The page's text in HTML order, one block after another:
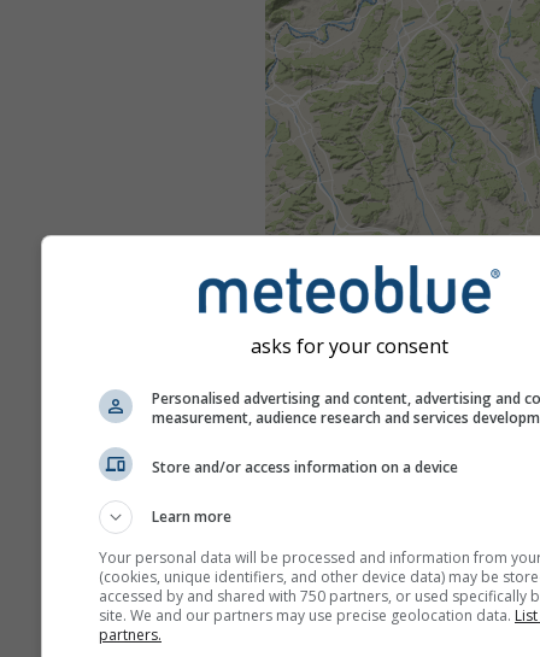
asks for your consent
Personalised advertising and content, advertising and
measurement, audience research and services
Store and/or access information on a device
Learn more
Your personal data will be processed and information from
(cookies, unique identifiers, and other device data) may be
accessed by and shared with 750 partners, or used specifically
site. We and our partners may use precise geolocation data.
partners.